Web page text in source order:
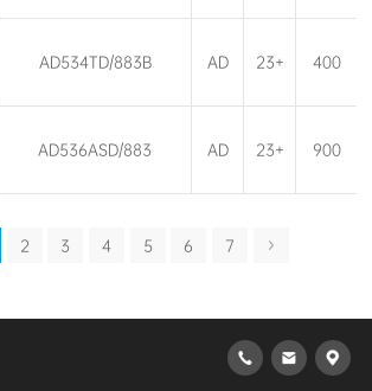
AD534TD/883B AD 23+ 400
AD536ASD/883 AD 23+ 900
2 3 4 5 6 7